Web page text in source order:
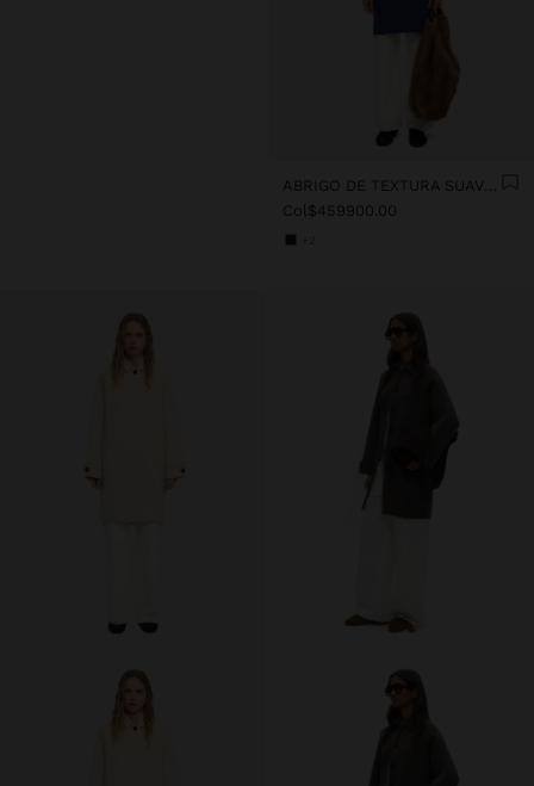
ABRIGO DE TEXTURA SUAVE CON FORRO
Col$459900.00